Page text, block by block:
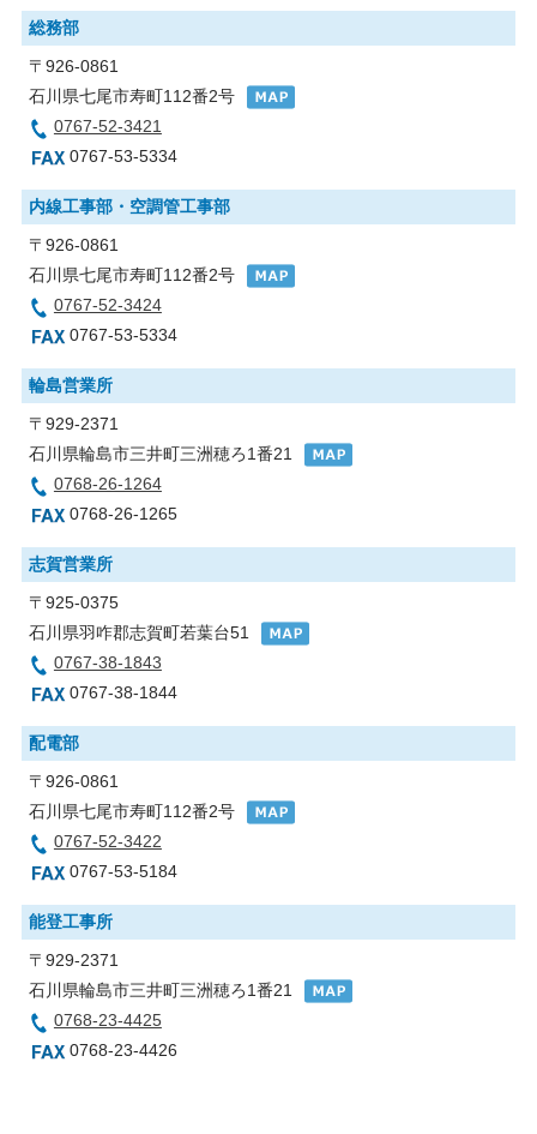
総務部
〒926-0861
石川県七尾市寿町112番2号
0767-52-3421
0767-53-5334
内線工事部・空調管工事部
〒926-0861
石川県七尾市寿町112番2号
0767-52-3424
0767-53-5334
輪島営業所
〒929-2371
石川県輪島市三井町三洲穂ろ1番21
0768-26-1264
0768-26-1265
志賀営業所
〒925-0375
石川県羽咋郡志賀町若葉台51
0767-38-1843
0767-38-1844
配電部
〒926-0861
石川県七尾市寿町112番2号
0767-52-3422
0767-53-5184
能登工事所
〒929-2371
石川県輪島市三井町三洲穂ろ1番21
0768-23-4425
0768-23-4426